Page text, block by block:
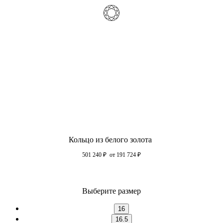
Кольцо из белого золота
501 240 ₽ от 191 724 ₽
Выберите размер
16
16.5